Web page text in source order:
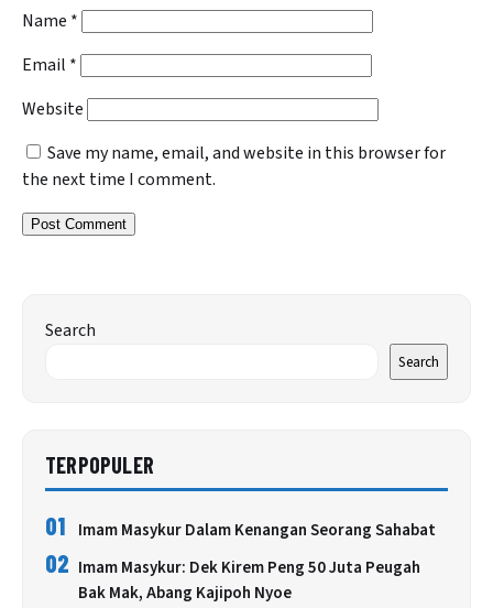
Name *
Email *
Website
Save my name, email, and website in this browser for
the next time I comment.
Search
Search
TERPOPULER
01 Imam Masykur Dalam Kenangan Seorang Sahabat
02 Imam Masykur: Dek Kirem Peng 50 Juta Peugah
Bak Mak, Abang Kajipoh Nyoe